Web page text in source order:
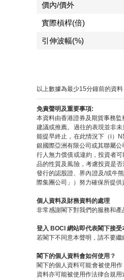
價內/價外
實際槓桿(倍)
引伸波幅(%)
以上數據為最少15分鐘前的資料
免責聲明及重要事項:
本資料由香港證券及期貨事務
建議或推薦。過往的表現並非
能提早終止，在此情況下（i）
銀國際亞洲有限公司或其聯屬
行人無力償債或違約，投資者
品的性質及風險，考慮投資是
發行的認股證、界內證及/或牛
際集團公司」）努力確保所提
個人資料及財務資料的處理
非常感謝閣下對我們的服務和
登入 BOCI 網站即代表閣下接受
若閣下不同意本聲明，請不要繼
閣下的個人資料會如何使用？
閣下的個人資料可能會被使用
資料亦可能被使用作法律合規用